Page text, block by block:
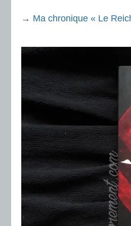
→ Ma chronique « Le